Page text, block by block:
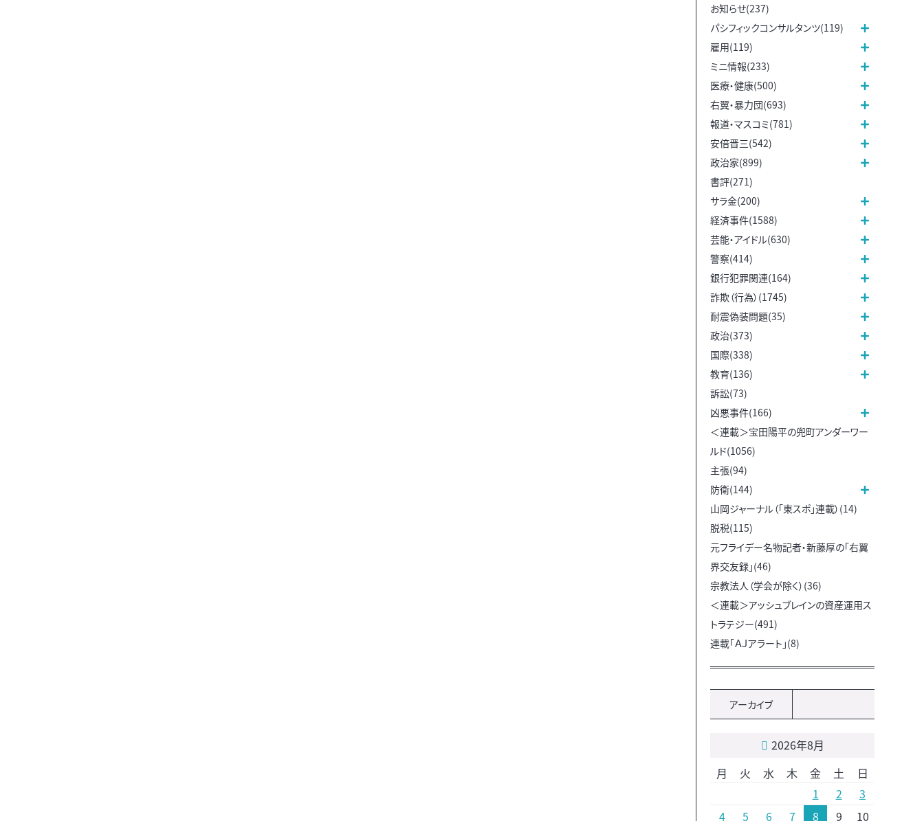
お知らせ(237)
パシフィックコンサルタンツ(119)
雇用(119)
ミニ情報(233)
医療・健康(500)
右翼・暴力団(693)
報道・マスコミ(781)
安倍晋三(542)
政治家(899)
書評(271)
サラ金(200)
経済事件(1588)
芸能・アイドル(630)
警察(414)
銀行犯罪関連(164)
詐欺（行為）(1745)
耐震偽装問題(35)
政治(373)
国際(338)
教育(136)
訴訟(73)
凶悪事件(166)
＜連載＞宝田陽平の兜町アンダーワー
ルド(1056)
主張(94)
防衛(144)
山岡ジャーナル（「東スポ」連載）(14)
脱税(115)
元フライデー名物記者・新藤厚の「右翼
界交友録」(46)
宗教法人（学会が除く）(36)
＜連載＞アッシュブレインの資産運用ス
トラテジー(491)
連載「ＡＪアラート」(8)
アーカイブ
2026年8月
月
火 水 木 金 土
日
1
2
3
4
5 6 7 8 9 10